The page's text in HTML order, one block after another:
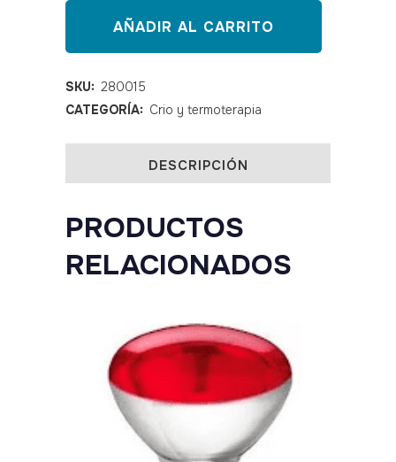
parafina
Finex
5
litros
quantity
AÑADIR AL CARRITO
SKU: 280015
CATEGORÍA: Crio y termoterapia
DESCRIPCIÓN
PRODUCTOS
RELACIONADOS